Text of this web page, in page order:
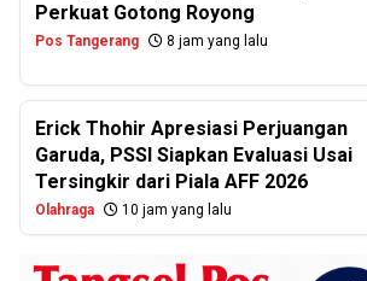
Perkuat Gotong Royong
Pos Tangerang 8 jam yang lalu
Erick Thohir Apresiasi Perjuangan
Garuda, PSSI Siapkan Evaluasi Usai
Tersingkir dari Piala AFF 2026
Olahraga 10 jam yang lalu